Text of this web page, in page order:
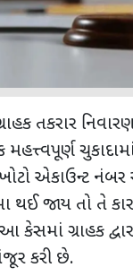
તકરાર
ખોટો
થઈ જાય તો તે
કેસમાં ગ્રાહક
કરી છે.